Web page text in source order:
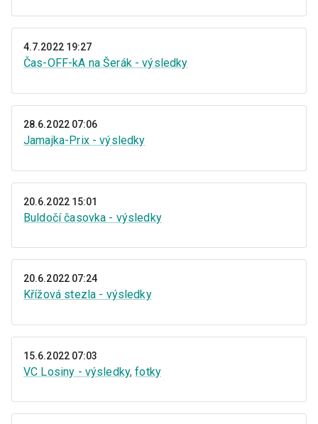
4.7.2022 19:27
Čas-OFF-kA na Šerák - výsledky
28.6.2022 07:06
Jamajka-Prix - výsledky
20.6.2022 15:01
Buldočí časovka - výsledky
20.6.2022 07:24
Křížová stezla - výsledky
15.6.2022 07:03
VC Losiny - výsledky,fotky